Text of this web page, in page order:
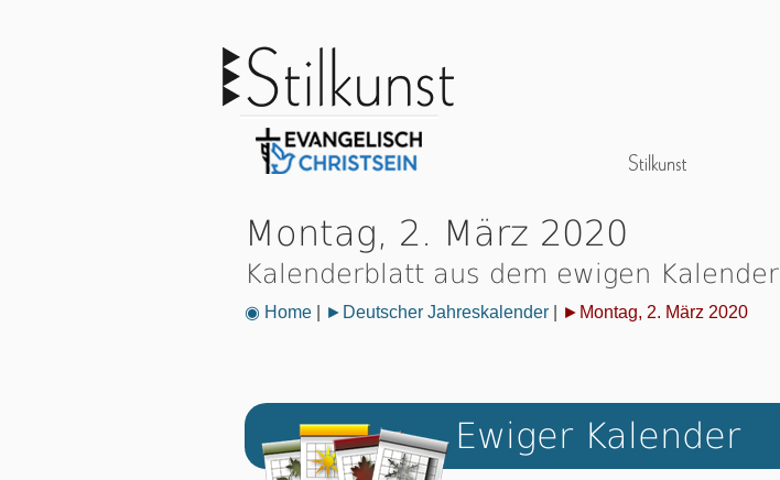
Montag, 2. März 2020
Kalenderblatt aus dem ewigen Kalender
◉ Home ►Deutscher Jahreskalender ►Montag, 2. März 2020
Ewiger Kalender